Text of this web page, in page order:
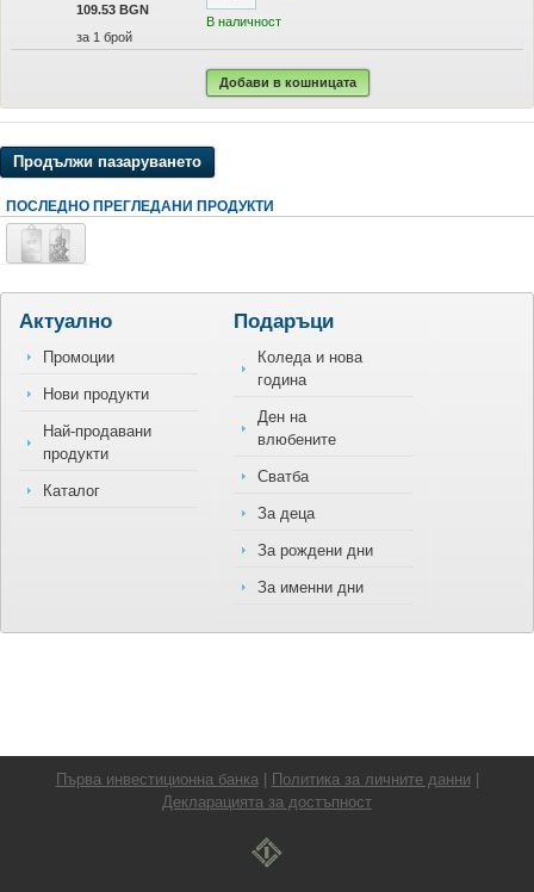
109.53 BGN
за 1 брой
В наличност
Добави в кошницата
Продължи пазаруването
ПОСЛЕДНО ПРЕГЛЕДАНИ ПРОДУКТИ
Актуално
Промоции
Нови продукти
Най-продавани
продукти
Каталог
Подаръци
Коледа и нова
година
Ден на
влюбените
Сватба
За деца
За рождени дни
За именни дни
Първа инвестиционна банка| Политика за личните данни
Декларацията за достъпност